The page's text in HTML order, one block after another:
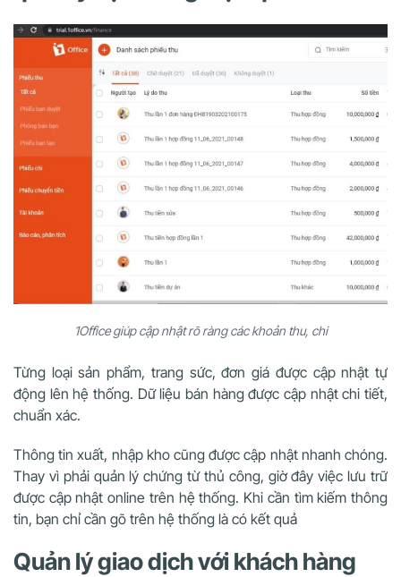
1Office giúp cập nhật rõ ràng các khoản thu, chi
Từng loại sản phẩm, trang sức, đơn giá được cập nhật tự
động lên hệ thống. Dữ liệu bán hàng được cập nhật chi tiết,
chuẩn xác.
Thông tin xuất, nhập kho cũng được cập nhật nhanh chóng.
Thay vì phải quản lý chứng từ thủ công, giờ đây việc lưu trữ
được cập nhật online trên hệ thống. Khi cần tìm kiếm thông
tin, bạn chỉ cần gõ trên hệ thống là có kết quả
Quản lý giao dịch với khách hàng